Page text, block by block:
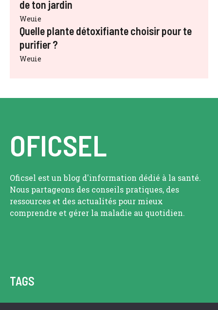
de ton jardin
Weuie
Quelle plante détoxifiante choisir pour te
purifier ?
Weuie
OFICSEL
Oficsel est un blog d'information dédié à la santé.
Nous partageons des conseils pratiques, des
ressources et des actualités pour mieux
comprendre et gérer la maladie au quotidien.
TAGS